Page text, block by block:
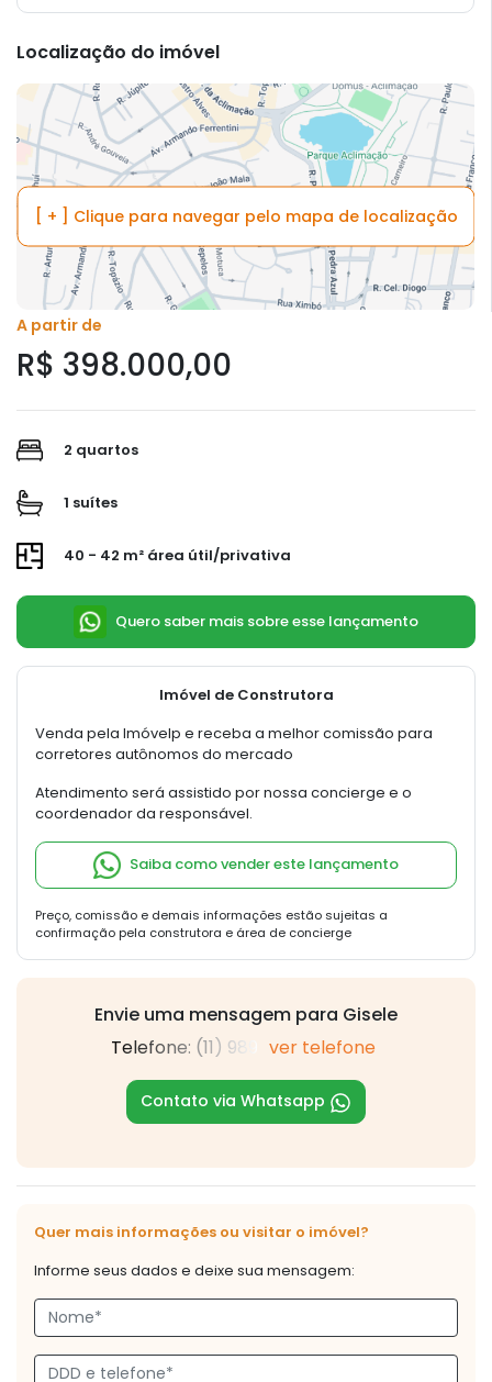
Localização do imóvel
[ + ] Clique para navegar pelo mapa de localização
A partir de
R$ 398.000,00
2 quartos
1 suítes
40 - 42 m² área útil/privativa
Quero saber mais sobre esse lançamento
Imóvel de Construtora
Venda pela Imóvelp e receba a melhor comissão para
corretores autônomos do mercado
Atendimento será assistido por nossa concierge e o
coordenador da responsável.
Saiba como vender este lançamento
Preço, comissão e demais informações estão sujeitas a
confirmação pela construtora e área de concierge
Envie uma mensagem para Gisele
Telefone: (11) 989
ver telefone
Contato via Whatsapp
Quer mais informações ou visitar o imóvel?
Informe seus dados e deixe sua mensagem: